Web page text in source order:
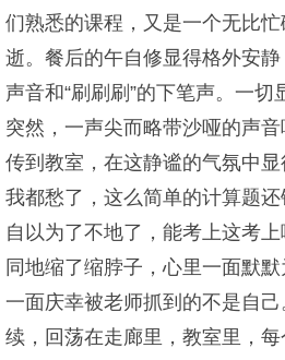
们熟悉的课程，又是一个无比
逝。餐后的午自修显得格外安
声音和“刷刷刷”的下笔声。一切
突然，一声尖而略带沙哑的声
传到教室，在这静谧的气氛中显
我都愁了，这么简单的计算题
自以为了不地了，能考上这考
同地缩了缩脖子，心里一面默
一面庆幸被老师抓到的不是自
续，回荡在走廊里，教室里，